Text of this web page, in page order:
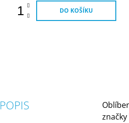
DO KOŠÍKU
POPIS